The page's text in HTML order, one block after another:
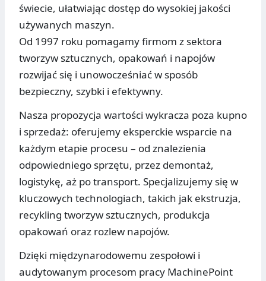
świecie, ułatwiając dostęp do wysokiej jakości
używanych maszyn.
Od 1997 roku pomagamy firmom z sektora
tworzyw sztucznych, opakowań i napojów
rozwijać się i unowocześniać w sposób
bezpieczny, szybki i efektywny.
Nasza propozycja wartości wykracza poza kupno
i sprzedaż: oferujemy eksperckie wsparcie na
każdym etapie procesu – od znalezienia
odpowiedniego sprzętu, przez demontaż,
logistykę, aż po transport. Specjalizujemy się w
kluczowych technologiach, takich jak ekstruzja,
recykling tworzyw sztucznych, produkcja
opakowań oraz rozlew napojów.
Dzięki międzynarodowemu zespołowi i
audytowanym procesom pracy MachinePoint